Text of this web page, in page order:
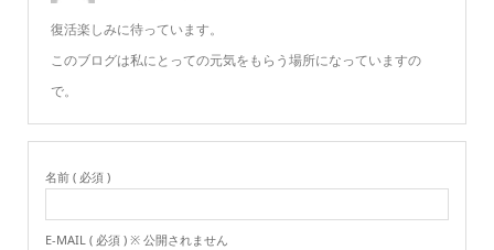
復活楽しみに待っています。
このブログは私にとっての元気をもらう場所になっていますの
で。
名前 ( 必須 )
E-MAIL ( 必須 ) ※ 公開されません